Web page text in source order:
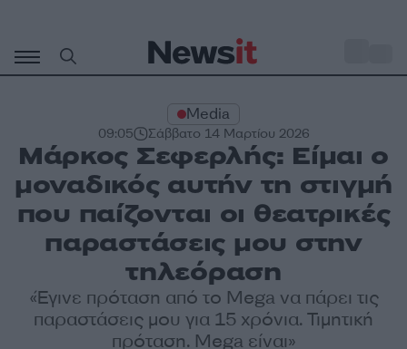
περιεχόμενο
Media
09:05 Σάββατο 14 Μαρτίου 2026
Μάρκος Σεφερλής: Είµαι ο
µοναδικός αυτήν τη στιγµή
που παίζονται οι θεατρικές
παραστάσεις µου στην
τηλεόραση
«Έγινε πρόταση από το Mega να πάρει τις
παραστάσεις µου για 15 χρόνια. Τιµητική
πρόταση. Mega είναι»